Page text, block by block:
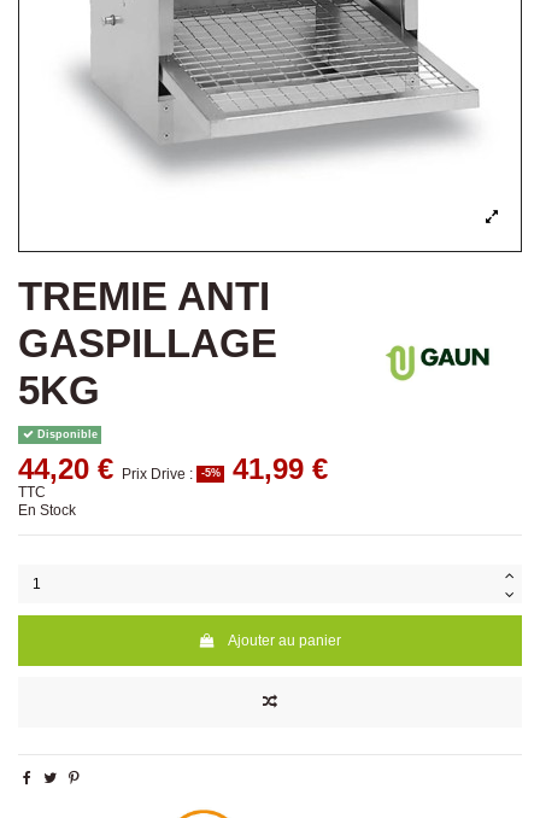
TREMIE ANTI
GASPILLAGE
5KG
Disponible
44,20 € Prix Drive : -5% 41,99 €
TTC
En Stock
Ajouter au panier